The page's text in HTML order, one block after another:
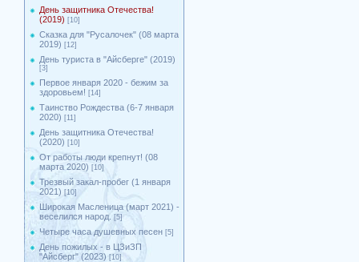
День защитника Отечества!
(2019) [10]
Сказка для "Русалочек" (08 марта
2019) [12]
День туриста в "Айсберге" (2019)
[3]
Первое января 2020 - бежим за
здоровьем! [14]
Таинство Рождества (6-7 января
2020) [11]
День защитника Отечества!
(2020) [10]
От работы люди крепнут! (08
марта 2020) [10]
Трезвый закал-пробег (1 января
2021) [10]
Широкая Масленица (март 2021) -
веселился народ.
[5]
Четыре часа душевных песен [5]
День пожилых - в ЦЗиЗП
"Айсберг" (2023) [10]